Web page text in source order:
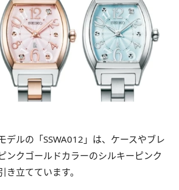
デルの「SSWA012」は、ケースやブレ
ンクゴールドカラーのシルキーピンク
き立てています。